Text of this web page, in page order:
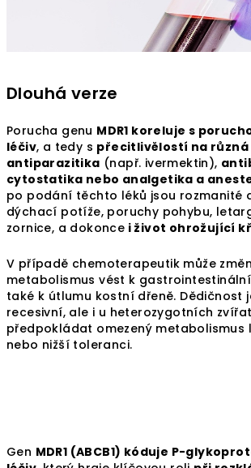
Dlouhá verze
Porucha genu MDR1 koreluje s
léčiv, a tedy s přecitlivělostí na různá
antiparazitika (např. ivermektin),
cytostatika nebo analgetika a
po podání těchto léků jsou rozmanité
dýchací potíže, poruchy pohybu,
zornice, a dokonce i život ohrožující
V případě chemoterapeutik může
metabolismus vést k
také k útlumu kostní dřeně. Dědičnost
recesivní, ale i u heterozygotních
předpokládat omezený metabolismus
nebo nižší toleranci.
Gen MDR1 (ABCB1) kóduje P-